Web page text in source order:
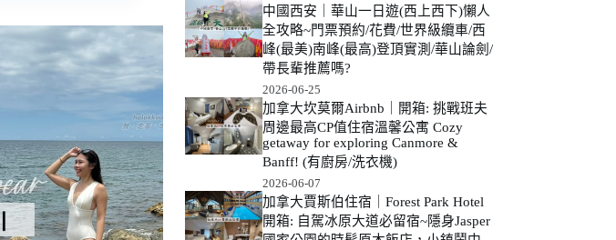
中國西安｜華山一日遊(西上西下)懶人
全攻略~門票預約/花費/世界級纜車/西
峰(最美)南峰(最高)登頂實測/華山論劍/
帶長輩推薦嗎?
2026-06-25
加拿大坎莫爾Airbnb｜開箱: 挑戰班夫
周邊最高CP值住宿溫馨公寓 Cozy
getaway for exploring Canmore &
Banff! (有廚房/洗衣機)
2026-06-07
加拿大賈斯伯住宿｜Forest Park Hotel
開箱: 自駕冰原大道必留宿~隱身Jasper